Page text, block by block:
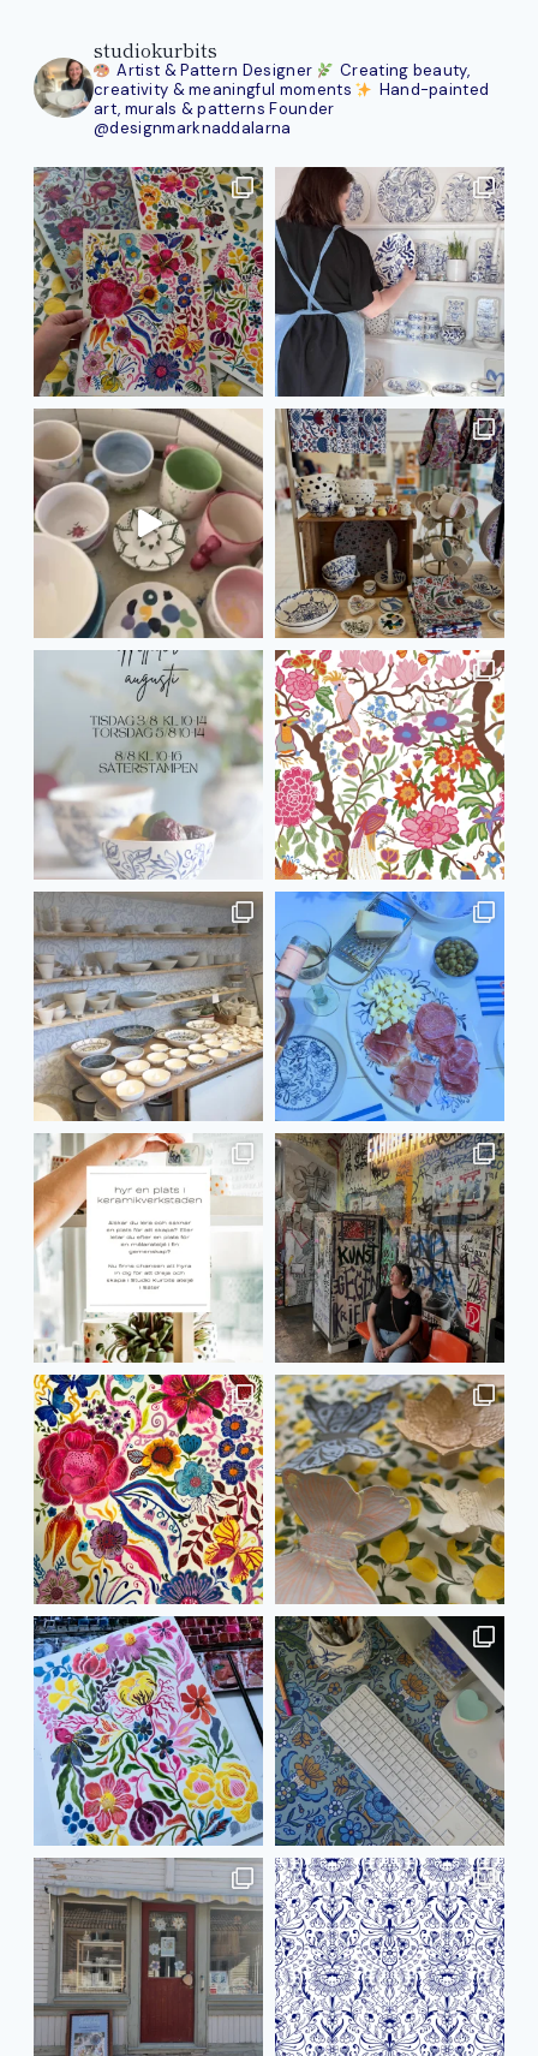
studiokurbits
Artist & Pattern Designer
Creating beauty,
creativity & meaningful moments
Hand-painted
art, murals & patterns Founder
@designmarknaddalarna